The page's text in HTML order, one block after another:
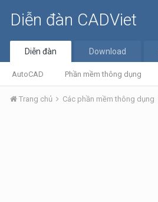
Diễn đàn CADViet
Diễn đàn
AutoCAD Phần mềm thông dụng
Download
Trang chủ Các phần mềm thông dụng